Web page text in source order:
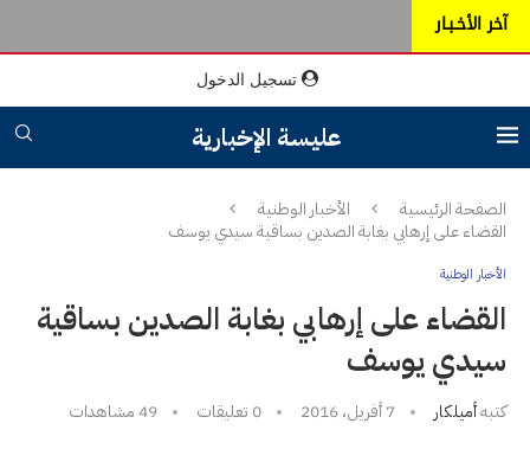
آخر الأخـبـار
تسجيل الدخول
عليسة الإخبارية
الصفحة الرئيسية
الأخبار الوطنية
القضاء على إرهابي بغابة الصدين بساقية سيدي يوسف
الأخبار الوطنية
القضاء على إرهابي بغابة الصدين بساقية
سيدي يوسف
كتبهأميلكار 7 أفريل، 2016 0 تعليقات 49مشاهدات